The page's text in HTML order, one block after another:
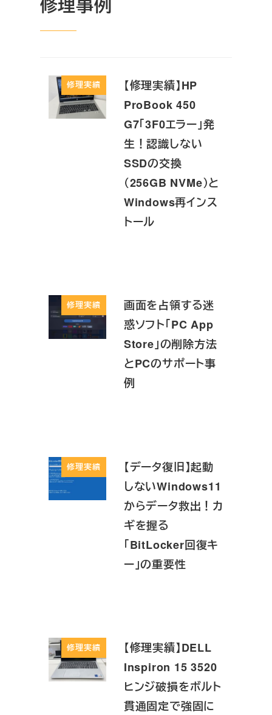
修理実績
【修理実績】HP
ProBook 450
G7「3F0エラー」発
生！認識しない
SSDの交換
（256GB NVMe）と
Windows再インス
トール
修理実績
画面を占領する迷
惑ソフト「PC App
Store」の削除方法
とPCのサポート事
例
修理実績
【データ復旧】起動
しないWindows11
からデータ救出！カ
ギを握る
「BitLocker回復キ
ー」の重要性
修理実績
【修理実績】DELL
Inspiron 15 3520
ヒンジ破損をボルト
貫通固定で強固に